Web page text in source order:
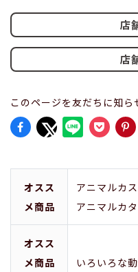
店
店
このページを友だちに知ら
オスス
メ商品
アニマルカ
アニマルカ
オスス
メ商品
いろいろな